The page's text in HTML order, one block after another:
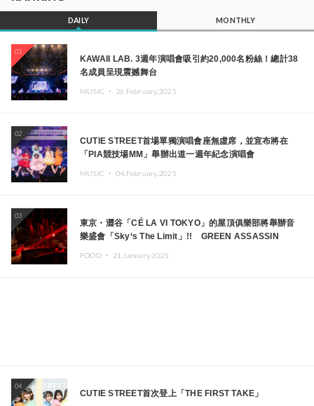
DAILY MONTHLY
01
KAWAII LAB. 3週年演唱會吸引約20,000名粉絲！總計38
名成員呈現震撼舞台
MUSIC ・ 26.February.2025
02
CUTIE STREET首場單獨演唱會座無虛席，並宣布將在
「PIA競技場MM」舉辦出道一週年紀念演唱會
MUSIC ・ 04.February.2025
03
東京・澀谷「CÉ LA VI TOKYO」的屋頂俱樂部將舉辦音
樂盛會「Sky‘s The Limit」!! GREEN ASSASSIN
FOOD ・ 21.January.2025
04
CUTIE STREET首次登上「THE FIRST TAKE」